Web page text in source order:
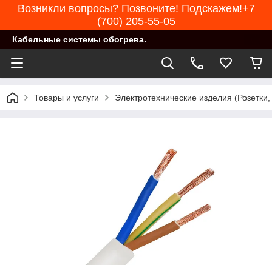
Возникли вопросы? Позвоните! Подскажем!+7
(700) 205-55-05
Кабельные системы обогрева.
Товары и услуги Электротехнические изделия